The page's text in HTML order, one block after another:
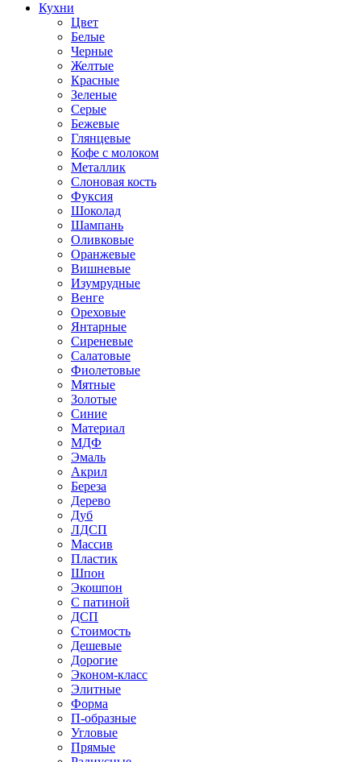
Кухни
Цвет
Белые
Черные
Желтые
Красные
Зеленые
Серые
Бежевые
Глянцевые
Кофе с молоком
Металлик
Слоновая кость
Фуксия
Шоколад
Шампань
Оливковые
Оранжевые
Вишневые
Изумрудные
Венге
Ореховые
Янтарные
Сиреневые
Салатовые
Фиолетовые
Мятные
Золотые
Синие
Материал
МДФ
Эмаль
Акрил
Береза
Дерево
Дуб
ЛДСП
Массив
Пластик
Шпон
Экошпон
С патиной
ДСП
Стоимость
Дешевые
Дорогие
Эконом-класс
Элитные
Форма
П-образные
Угловые
Прямые